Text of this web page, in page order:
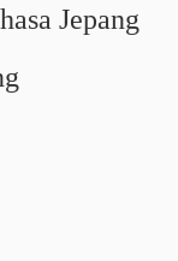
Jepang